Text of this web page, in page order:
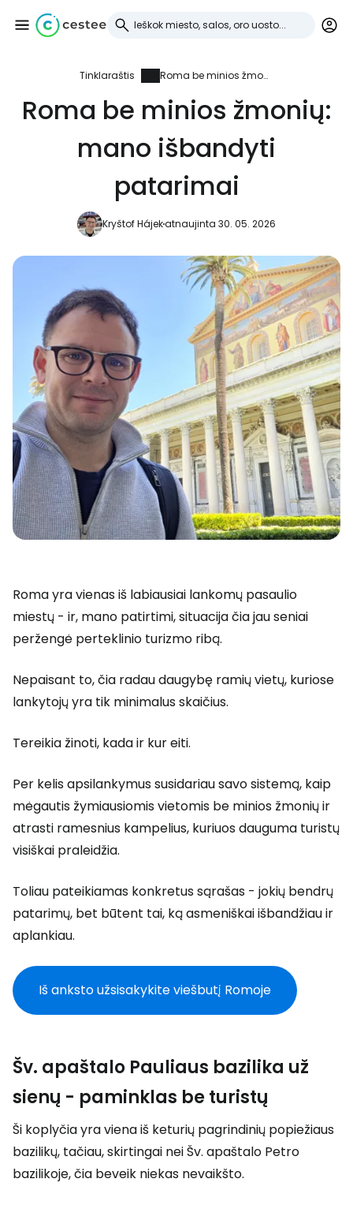
Tinklaraštis Roma be minios žmonių: mano išbandyti patarimai
Roma be minios žmonių:
mano išbandyti
patarimai
Kryštof Hájekatnaujinta 30. 05. 2026
Roma yra vienas iš labiausiai lankomų pasaulio
miestų - ir, mano patirtimi, situacija čia jau seniai
peržengė perteklinio turizmo ribą.
Nepaisant to, čia radau daugybę ramių vietų, kuriose
lankytojų yra tik minimalus skaičius.
Tereikia žinoti, kada ir kur eiti.
Per kelis apsilankymus susidariau savo sistemą, kaip
mėgautis žymiausiomis vietomis be minios žmonių ir
atrasti ramesnius kampelius, kuriuos dauguma turistų
visiškai praleidžia.
Toliau pateikiamas konkretus sąrašas - jokių bendrų
patarimų, bet būtent tai, ką asmeniškai išbandžiau ir
aplankiau.
Iš anksto užsisakykite viešbutį Romoje
Šv. apaštalo Pauliaus bazilika už
sienų - paminklas be turistų
Ši koplyčia yra viena iš keturių pagrindinių popiežiaus
bazilikų, tačiau, skirtingai nei Šv. apaštalo Petro
bazilikoje, čia beveik niekas nevaikšto.
Prisijunkite prie
Cestee
... pasaulinė kelionių bendruomenė
Tęsti su Facebook
Tęsti el. paštu